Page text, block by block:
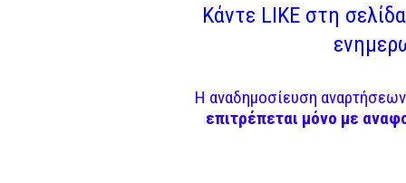
Κάντε LIKE στη
Η αναδημοσίευση
επιτρέπεται μόνο με